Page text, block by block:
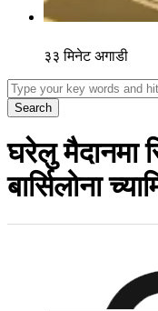
३३ मिनेट अगाडी
Search
घरेलु मैदानमा
बार्सिलोना